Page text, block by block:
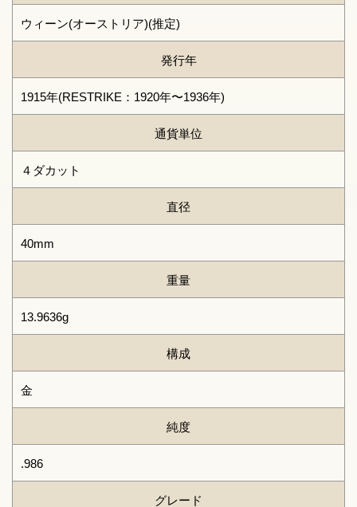
ウィーン(オーストリア)(推定)
発行年
1915年(RESTRIKE：1920年〜1936年)
通貨単位
４ダカット
直径
40mm
重量
13.9636g
構成
金
純度
.986
グレード